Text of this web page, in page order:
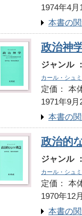
1974年4月
本書の
政治神
ジャンル
カール・シュ
定価：
1971年9月
本書の
政治的
ジャンル
カール・シュ
定価：
1970年12
本書の